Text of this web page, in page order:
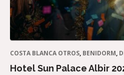
COSTA BLANCA OTROS, BENIDORM,
Hotel Sun Palace Albir